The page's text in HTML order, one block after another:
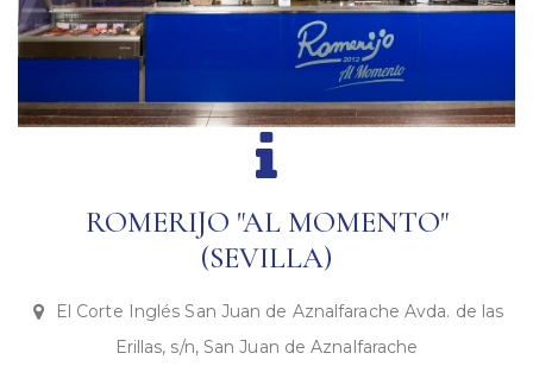
ROMERIJO "AL MOMENTO"
(SEVILLA)
El Corte Inglés San Juan de Aznalfarache Avda. de las
Erillas, s/n, San Juan de Aznalfarache